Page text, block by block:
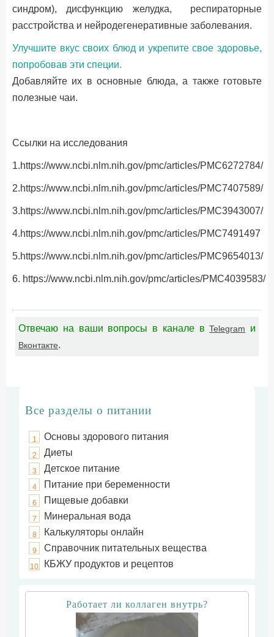
синдром), дисфункцию желудка, респираторные
расстройства и нейродегенеративные заболевания.
Улучшите вкус своих блюд и укрепите свое здоровье,
попробовав эти специи.
Добавляйте их в основные блюда, а также готовьте
полезные чаи.
Ссылки на исследования
1.https://www.ncbi.nlm.nih.gov/pmc/articles/PMC6272784/
2.https://www.ncbi.nlm.nih.gov/pmc/articles/PMC7407589/
3.https://www.ncbi.nlm.nih.gov/pmc/articles/PMC3943007/
4.https://www.ncbi.nlm.nih.gov/pmc/articles/PMC7491497
5.https://www.ncbi.nlm.nih.gov/pmc/articles/PMC9654013/
6. https://www.ncbi.nlm.nih.gov/pmc/articles/PMC4039583/
Отвечаю на ваши вопросы в канале вTelegram и
Вконтакте.
Все разделы о питании
1 Основы здорового питания
2 Диеты
3 Детское питание
4 Питание при беременности
6 Пищевые добавки
7 Минеральная вода
8 Калькуляторы онлайн
9 Справочник питательных вещества
10 КБЖУ продуктов и рецептов
Работает ли коллаген внутрь?